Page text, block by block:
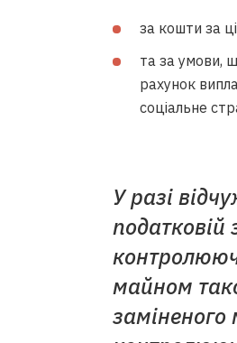
за кошти за
та за умови,
рахунок
соціальне
У разі
податковій
майном
заміненого